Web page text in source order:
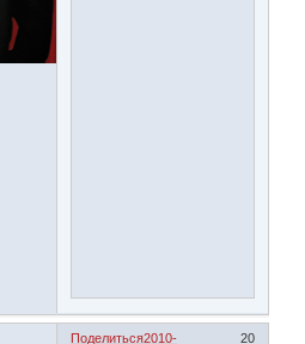
Поделиться 20
2010-